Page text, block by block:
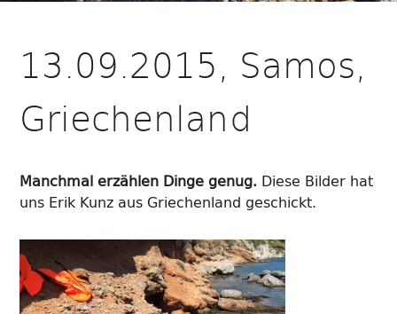
13.09.2015, Samos,
Griechenland
Manchmal erzählen Dinge genug. Diese Bilder hat
uns Erik Kunz aus Griechenland geschickt.